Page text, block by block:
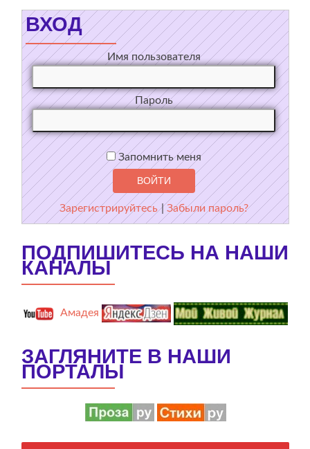
ВХОД
Имя пользователя
Пароль
Запомнить меня
Зарегистрируйтесь |Забыли пароль?
ПОДПИШИТЕСЬ НА НАШИ
КАНАЛЫ
Амадея
ЗАГЛЯНИТЕ В НАШИ
ПОРТАЛЫ